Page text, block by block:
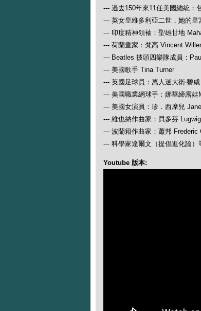
--- 過去150年來11任美國總統：
--- 英女皇維多利亞二世，她的皇
--- 印度精神領袖：聖雄甘地
--- 荷蘭畫家：梵高 Vincent
--- Beatles 披頭四樂隊成員：
--- 美國歌手 Tina Turner
--- 英國足球員：萬人迷大衛‧碧
--- 美國職業網球手：娜華締露娃
--- 美國女演員：珍．西摩兒
--- 維也納作曲家：貝多芬
--- 波蘭籍作曲家：蕭邦 Frederic
--- 科學家達爾文（提倡進化論）
Youtube 版本: